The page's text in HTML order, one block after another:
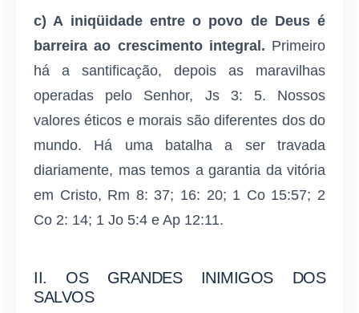
c) A iniqüidade entre o povo de Deus é
barreira ao crescimento integral. Primeiro
há a santificação, depois as maravilhas
operadas pelo Senhor, Js 3: 5. Nossos
valores éticos e morais são diferentes dos do
mundo. Há uma batalha a ser travada
diariamente, mas temos a garantia da vitória
em Cristo, Rm 8: 37; 16: 20; 1 Co 15:57; 2
Co 2: 14; 1 Jo 5:4 e Ap 12:11.
II. OS GRANDES INIMIGOS DOS
SALVOS